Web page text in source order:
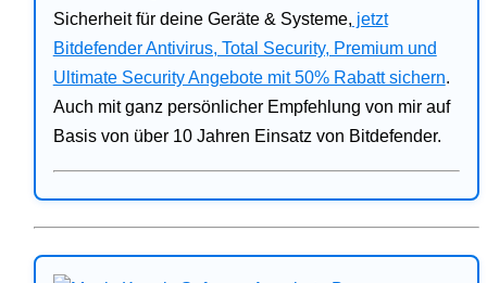
Sicherheit für deine Geräte & Systeme, jetzt
Bitdefender Antivirus, Total Security, Premium und
Ultimate Security Angebote mit 50% Rabatt sichern.
Auch mit ganz persönlicher Empfehlung von mir auf
Basis von über 10 Jahren Einsatz von Bitdefender.